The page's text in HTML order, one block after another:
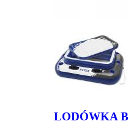
LODÓWKA